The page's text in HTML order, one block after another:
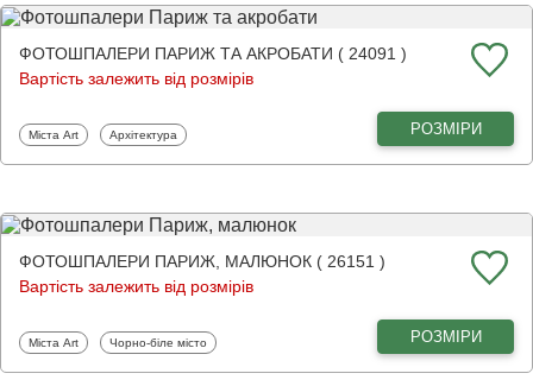
ФОТОШПАЛЕРИ ПАРИЖ ТА АКРОБАТИ ( 24091 )
Вартість залежить від розмірів
Фотошпалери
Міста Art Фотошпалери
Архітектура РОЗМІРИ
ФОТОШПАЛЕРИ ПАРИЖ, МАЛЮНОК ( 26151 )
Вартість залежить від розмірів
Фотошпалери
Міста Art Фотошпалери
Чорно-біле місто РОЗМІРИ